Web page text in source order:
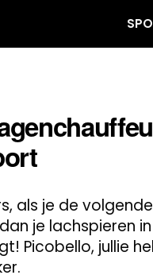
als je de
je lachspieren
Picobello, jullie